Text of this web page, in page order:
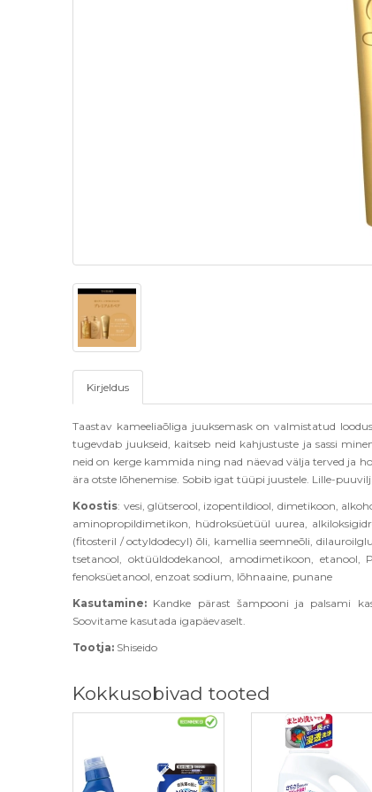
Kirjeldus
Taastav kameeliaõliga juuksemask on valmistatud
tugevdab juukseid, kaitseb neid kahjustuste ja sassi
neid on kerge kammida ning nad näevad välja terved ja
ära otste lõhenemise. Sobib igat tüüpi juustele. Lille-
Koostis: vesi, glütserool, izopentildiool, dimetikoon,
aminopropildimetikon, hüdroksüetüül uurea,
(fitosteril / octyldodecyl) õli, kamellia seemneõli,
tsetanool, oktüüldodekanool, amodimetikoon, etanool,
fenoksüetanool, enzoat sodium, lõhnaaine, punane
Kasutamine: Kandke pärast šampooni ja palsami
Soovitame kasutada igapäevaselt.
Tootja: Shiseido
Kokkusobivad tooted